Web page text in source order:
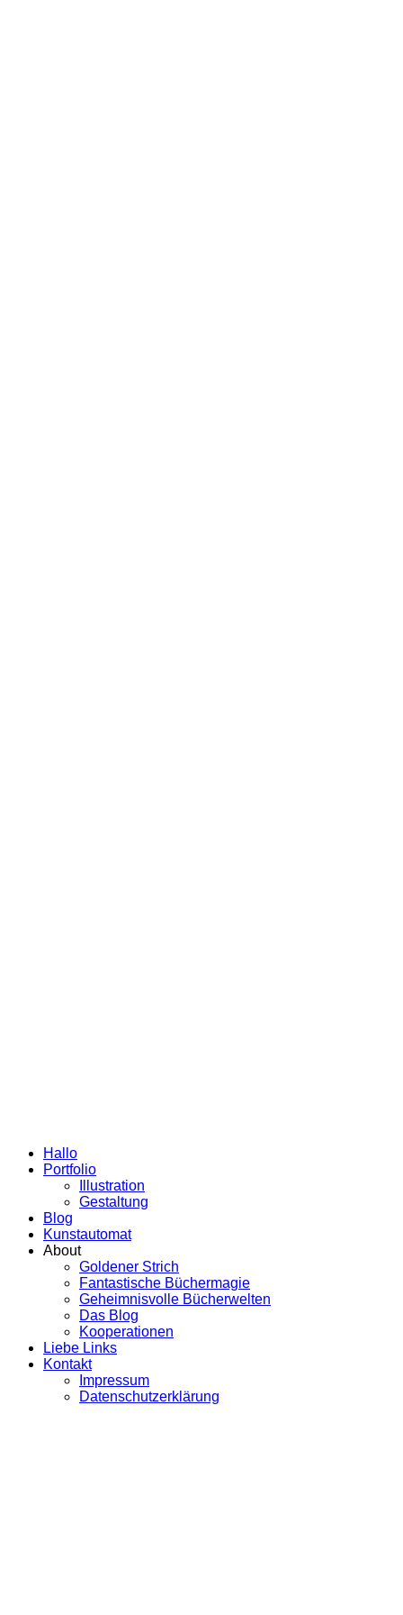
Hallo
Portfolio
Illustration
Gestaltung
Blog
Kunstautomat
About
Goldener Strich
Fantastische Büchermagie
Geheimnisvolle Bücherwelten
Das Blog
Kooperationen
Liebe Links
Kontakt
Impressum
Datenschutzerklärung